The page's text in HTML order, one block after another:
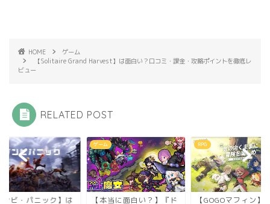
HOME
ゲーム
【Solitaire Grand Harvest】は面白い？口コミ・課金・攻略ポイントを徹底レ
ビュー
RELATED POST
当に面白い？】『ド
RPG
【GOGOマフィン】は面
ゲーム
【初心者向け】突撃